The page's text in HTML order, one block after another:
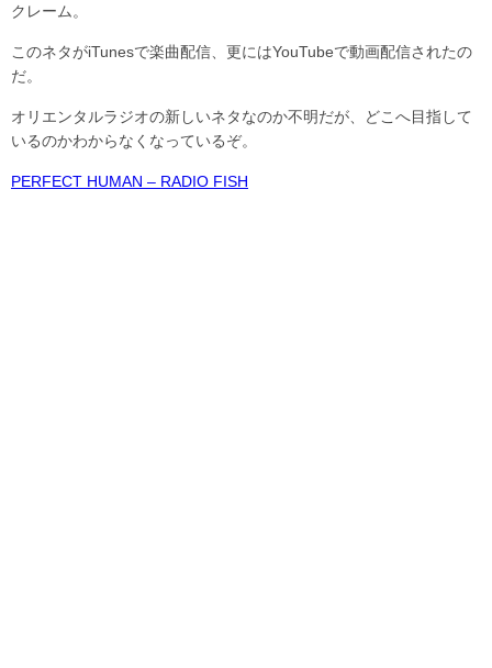
クレーム。
このネタがiTunesで楽曲配信、更にはYouTubeで動画配信されたの
だ。
オリエンタルラジオの新しいネタなのか不明だが、どこへ目指して
いるのかわからなくなっているぞ。
PERFECT HUMAN – RADIO FISH